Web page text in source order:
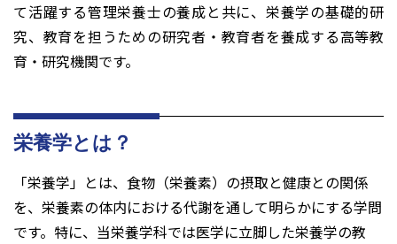
て活躍する管理栄養士の養成と共に、栄養学の基礎的研
究、教育を担うための研究者・教育者を養成する高等教
育・研究機関です。
栄養学とは？
「栄養学」とは、食物（栄養素）の摂取と健康との関係
を、栄養素の体内における代謝を通して明らかにする学問
です。特に、当栄養学科では医学に立脚した栄養学の教